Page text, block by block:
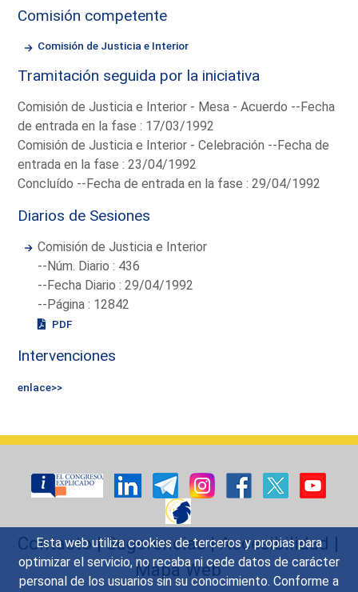
Esta web utiliza cookies de terceros y propias para
optimizar el servicio, no recaba ni cede datos de carácter
personal de los usuarios sin su conocimiento. Conforme a
Comisión competente
Comisión de Justicia e Interior
Tramitación seguida por la iniciativa
Comisión de Justicia e Interior - Mesa - Acuerdo --Fecha
de entrada en la fase : 17/03/1992
Comisión de Justicia e Interior - Celebración --Fecha de
entrada en la fase : 23/04/1992
Concluído --Fecha de entrada en la fase : 29/04/1992
Diarios de Sesiones
Comisión de Justicia e Interior
--Núm. Diario : 436
--Fecha Diario : 29/04/1992
--Página : 12842
PDF
Intervenciones
enlace>>
Contacto|Sugerencias|Accesibilidad |
Mapa Web